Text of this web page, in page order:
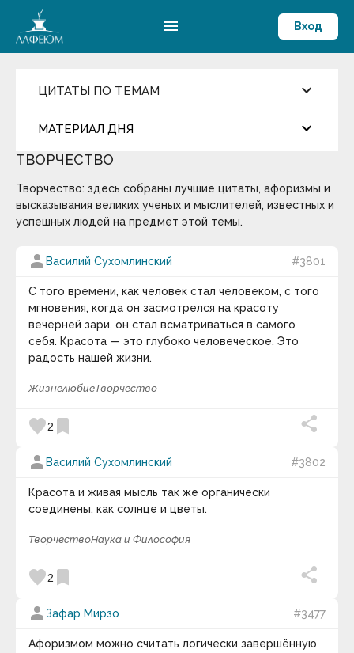
menu Вход
ЦИТАТЫ ПО ТЕМАМ keyboard_arrow_down
Достижения
Компетентность
Мировоззрение
Мораль
Окружение и Общение
Самоконтроль
Способности
Эрудиция
Общество
Оптимизм
Наставничество
Популяризация науки
Управленческие навыки
Творчество
Человечество
Вселенная и Бытие
Интеллект и Сознание
Футурология
ТВОРЧЕСТВО
Творчество: здесь собраны лучшие цитаты, афоризмы и
высказывания великих ученых и мыслителей, известных и
успешных людей на предмет этой темы.
person Василий Сухомлинский #3801
С того времени, как человек стал человеком, с того
мгновения, когда он засмотрелся на красоту
вечерней зари, он стал всматриваться в самого
себя. Красота — это глубоко человеческое. Это
радость нашей жизни.
ЖизнелюбиеТворчество
favorite2 bookmark
person Василий Сухомлинский #3802
Красота и живая мысль так же органически
соединены, как солнце и цветы.
ТворчествоНаука и Философия
favorite2 bookmark
person Зафар Мирзо #3477
Афоризмом можно считать логически завершённую
МАТЕРИАЛ ДНЯ keyboard_arrow_down
Джаред Даймонд
У истории действительно есть общие
объяснения — занятие не только плодотворное,
но и увлекательное.
keyboard_arrow_down
Термин дня
Нравственность
руководствуется человек в своём выборе.
Мораль
Прикладная этика.Нравы